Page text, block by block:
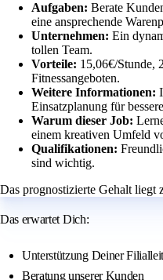
Aufgaben: Berate
eine ansprechende
Unternehmen: Ein
tollen Team.
Vorteile: 15,06€/Stunde,
Fitnessangeboten.
Weitere Informationen:
Einsatzplanung für
Warum dieser Job:
einem kreativen Umfeld
Qualifikationen:
sind wichtig.
Das prognostizierte Gehalt liegt
Das erwartet Dich:
Unterstützung Deiner
Beratung unserer Kunden